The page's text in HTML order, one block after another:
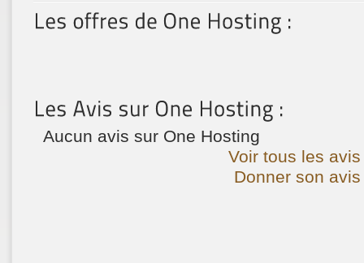
Aucun avis sur One Hosting
Voir tous les
Donner son